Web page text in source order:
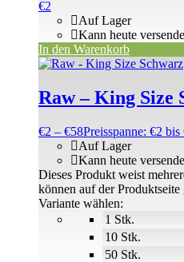
€2
Auf Lager
Kann heute
In den Warenkorb
Raw – King Size
€2 – €58Preisspanne: €2 bis
1 Stk.
10 Stk.
50 Stk.
Auf Lager
Kann heute
Variante wählen:
Dieses Produkt weist
können auf der